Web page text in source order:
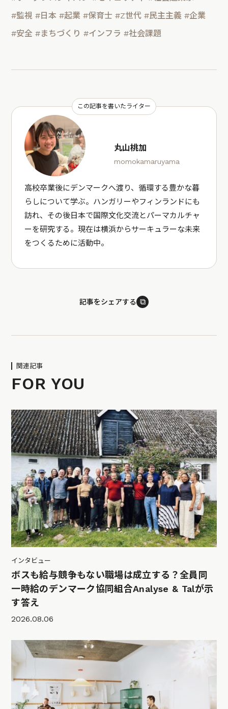
#監視 #日本 #起業 #保育士 #Z世代 #民主主義 #企業
#安全 #まちづくり #インフラ #社会課題
この記事を書いたライター
丸山桃加
momokamaruyama
高校卒業後にデンマークへ渡り、循環する豊かな暮
らしについて学ぶ。ハンガリーやフィンランドにも
訪れ、その後日本で国際文化交流とパーマカルチャ
ーを研究する。現在は横浜からサーキュラーな未来
をつくるために活動中。
記事をシェアする ⧉
関連記事
FOR YOU
インタビュー
ボスも給与競争もない職場は成立する？全員同
一時給のデンマーク協同組合Analyse & Talが示
す答え
2026.08.06